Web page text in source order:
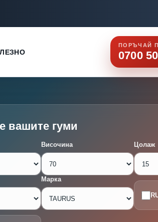
ПОРЪЧАЙ
0700
вашите гуми
Височина Цолаж
Марка